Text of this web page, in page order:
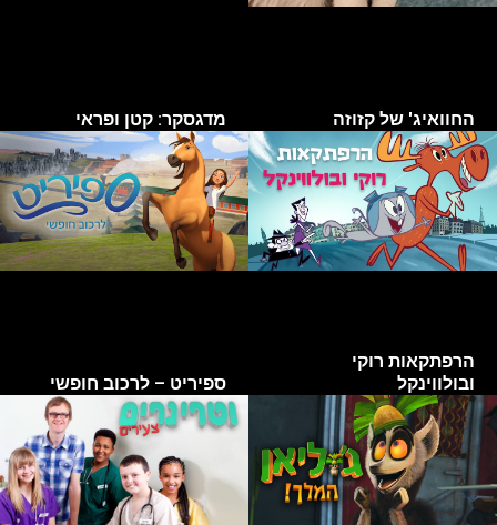
החוואיג' של קזוזה מדגסקר: קטן ופראי
הרפתקאות רוקי
ובולווינקל
ספיריט – לרכוב חופשי